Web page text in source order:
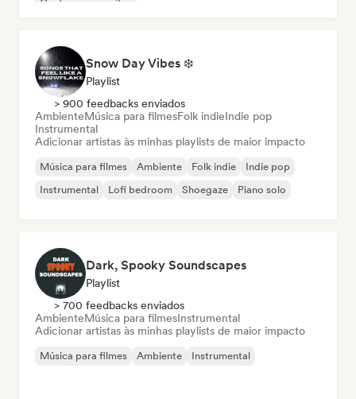
Cantor-compositor
Snow Day Vibes ❄️
Playlist
> 900 feedbacks enviados
AmbienteMúsica para filmesFolk indieIndie pop
Instrumental
Adicionar artistas às minhas playlists de maior impacto
Música para filmes Ambiente Folk indie
Indie pop
Instrumental
Lofi bedroom Shoegaze Piano solo
Dark, Spooky Soundscapes
Playlist
> 700 feedbacks enviados
AmbienteMúsica para filmesInstrumental
Adicionar artistas às minhas playlists de maior impacto
Música para filmes Ambiente Instrumental